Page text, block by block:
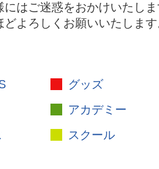
グッズ
にはご迷惑をおかけいたし
どよろしくお願いいたしま
グッズ
アカデミー
スクール